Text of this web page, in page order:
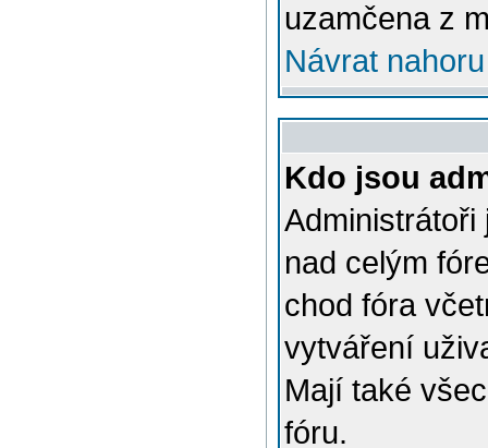
uzamčena z
Návrat nahoru
Kdo jsou
nad celým
chod fóra
vytváření
Mají také
fóru.